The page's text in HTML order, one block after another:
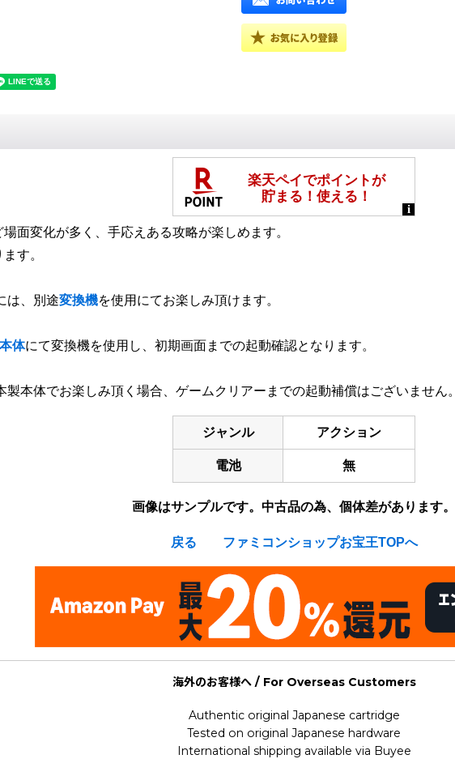
面変化が多く、手応えある攻略が楽しめます。
す。
は、別途変換機を使用にてお楽しみ頂けます。
体にて変換機を使用し、初期画面までの起動確認となります。
製本体でお楽しみ頂く場合、ゲームクリアーまでの起動補償はございません。
ジャンル アクション
電池 無
画像はサンプルです。中古品の為、個体差があります。
戻る ファミコンショップお宝王TOPへ
海外のお客様へ / For Overseas Customers
Authentic original Japanese cartridge
Tested on original Japanese hardware
International shipping available via Buyee